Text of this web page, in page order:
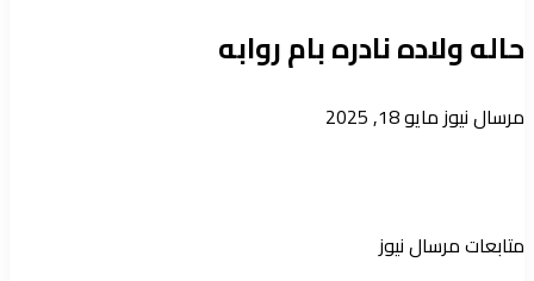
حاله ولاده نادره بام روابه
مرسال نيوزأرسل
مايو 18, 2025
متابعات مرسال نيوز